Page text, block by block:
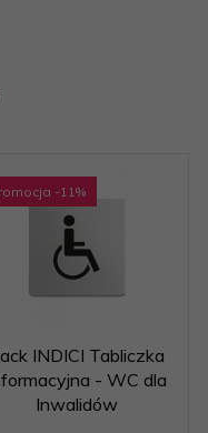
-11%
INDICI Tabliczka
- WC dla
Inwalidów